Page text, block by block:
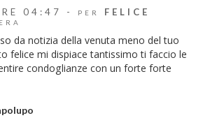
04:47 - PER
FELICE
da notizia della venuta meno del tuo
felice mi dispiace tantissimo ti faccio le
condoglianze con un forte forte